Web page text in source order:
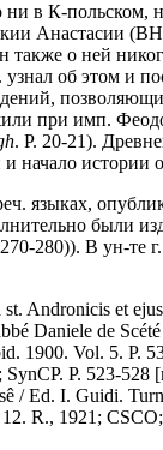
в К-польском,
о ней
об этом
при имп.
. P. 20-21).
начало истории
языках,
были
280)). В ун-
Andronicis et
Daniele de
Vol. 5. P.
P. 523-
/ Ed. I. Guidi.
R., 1921;